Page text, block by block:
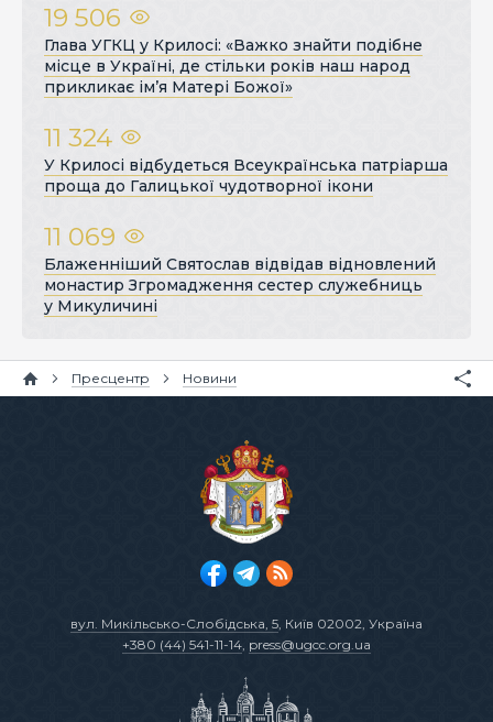
19 506
Глава УГКЦ у Крилосі: «Важко знайти подібне
місце в Україні, де стільки років наш народ
прикликає ім’я Матері Божої»
11 324
У Крилосі відбудеться Всеукраїнська патріарша
проща до Галицької чудотворної ікони
11 069
Блаженніший Святослав відвідав відновлений
монастир Згромадження сестер служебниць
у Микуличині
Пресцентр Новини
вул. Микільсько-Слобідська, 5, Київ 02002, Україна
+380 (44) 541-11-14, press@ugcc.org.ua